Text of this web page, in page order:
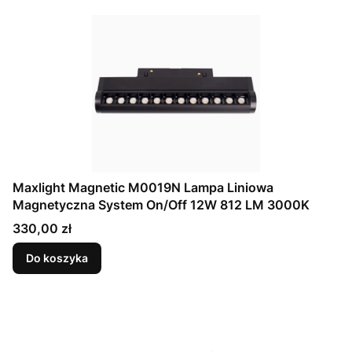
Maxlight Magnetic M0019N Lampa Liniowa
Magnetyczna System On/Off 12W 812 LM 3000K
Cena
330,00 zł
Do koszyka